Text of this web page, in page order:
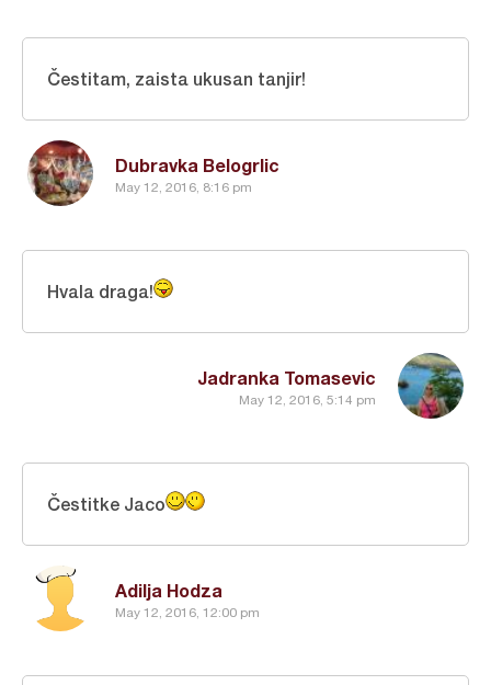
Dubravka Belogrlic
May 12, 2016, 8:16 pm
Čestitam, zaista ukusan tanjir!
Jadranka Tomasevic
May 12, 2016, 5:14 pm
Hvala draga!
Adilja Hodza
May 12, 2016, 12:00 pm
Čestitke Jaco